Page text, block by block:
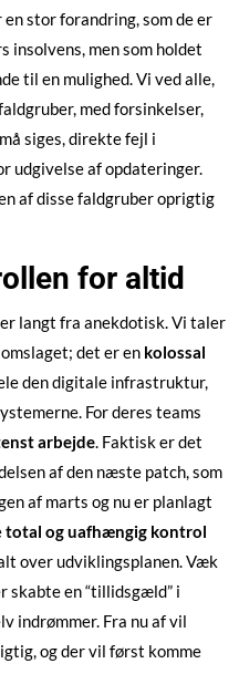
en stor forandring, som de er
men som holdet
til en mulighed. Vi ved alle,
med forsinkelser,
siges, direkte fejl i
udgivelse af opdateringer.
af disse faldgruber oprigtig
for altid
langt fra anekdotisk. Vi taler
det er en kolossal
den digitale infrastruktur,
For deres teams
arbejde. Faktisk er det
af den næste patch, som
af marts og nu er planlagt
total og uafhængig kontrol
over udviklingsplanen. Væk
skabte en “tillidsgæld” i
indrømmer. Fra nu af vil
og der vil først komme